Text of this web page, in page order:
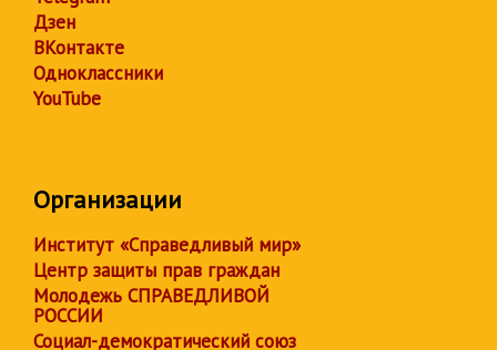
Дзен
ВКонтакте
Одноклассники
YouTube
Организации
Институт «Справедливый мир»
Центр защиты прав граждан
Молодежь СПРАВЕДЛИВОЙ
РОССИИ
Социал-демократический союз